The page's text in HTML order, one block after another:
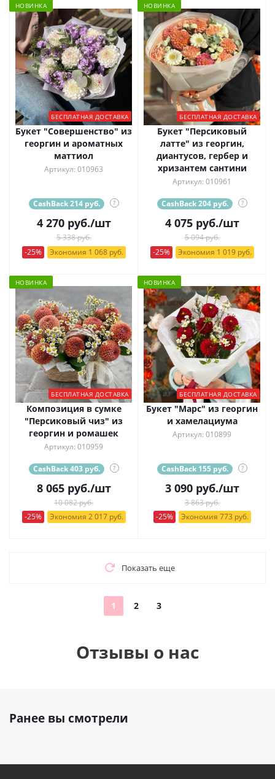
НОВИНКА
БЕСПЛАТНАЯ ДОСТАВКА
Букет "Совершенство" из
георгин и ароматных
маттиол
Артикул: 010963
CashBack 214 руб. ?
4 270руб./шт
5 338 руб.
-25%
Экономия 1 068 руб.
НОВИНКА
БЕСПЛАТНАЯ ДОСТАВКА
Букет "Персиковый
латте" из георгин,
диантусов, гербер и
хризантем сантини
Артикул: 010961
CashBack 204 руб. ?
4 075руб./шт
5 094 руб.
-25%
Экономия 1 019 руб.
НОВИНКА
БЕСПЛАТНАЯ ДОСТАВКА
Композиция в сумке
"Персиковый чиз" из
георгин и ромашек
Артикул: 010959
CashBack 403 руб. ?
8 065руб./шт
10 082 руб.
-25%
Экономия 2 017 руб.
НОВИНКА
БЕСПЛАТНАЯ ДОСТАВКА
Букет "Марс" из георгин
и хамелациума
Артикул: 010899
CashBack 155 руб. ?
3 090руб./шт
3 863 руб.
-25%
Экономия 773 руб.
Показать еще
1 2 3
Отзывы о нас
Ранее вы смотрели